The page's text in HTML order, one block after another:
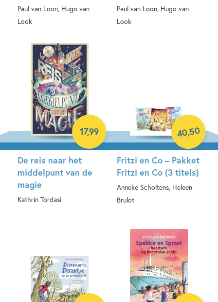
Paul van Loon, Hugo van
Look
Paul van Loon, Hugo van
Look
De reis naar het
middelpunt van de
magie
Kathrin Tordasi
17,99
Fritzi en Co – Pakket
Fritzi en Co (3 titels)
Anneke Scholtens, Heleen
Brulot
40,50